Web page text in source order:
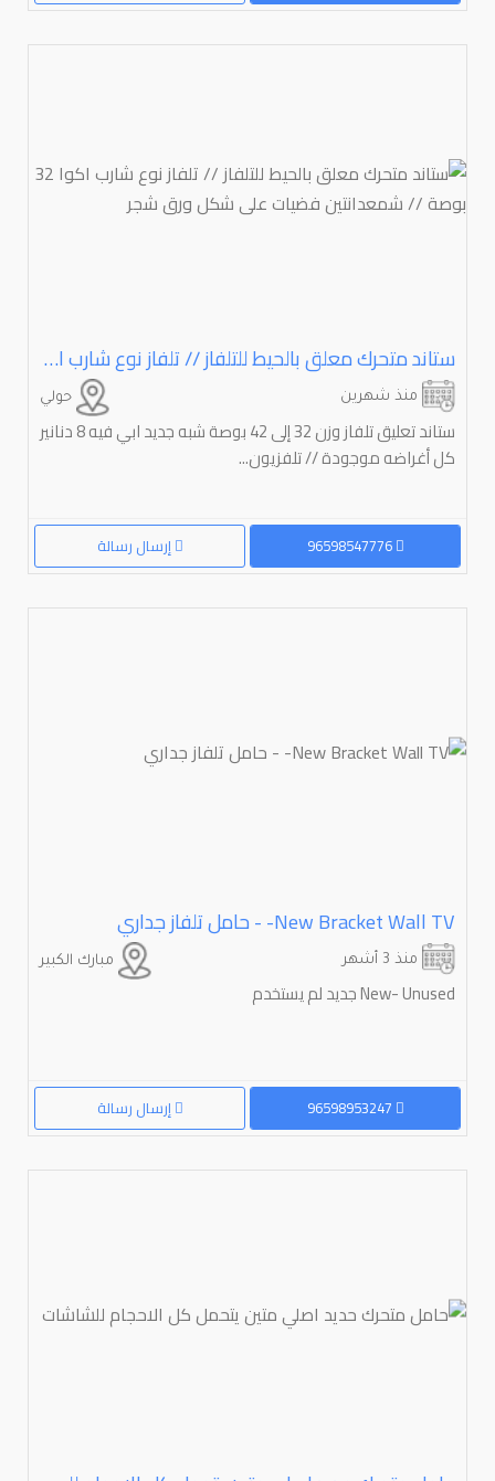
ستاند متحرك معلق بالحيط للتلفاز // تلفاز نوع شارب اكوا ⁦⁦32⁩⁩ بوصة // شمعدانتين فضيات على شكل ورق شجر
حولي منذ شهرين
ستاند تعليق تلفاز وزن 32 إلى 42 بوصة شبه جديد ابي فيه 8 دنانير
كل أغراضه موجودة // تلفزيون...
إرسال رسالة 96598547776
TV⁩⁩ ⁦⁦Wall⁩⁩ ⁦⁦Bracket⁩⁩ ⁦⁦New⁩⁩- - حامل تلفاز جداري
مبارك الكبير منذ 3 أشهر
New- Unused جديد لم يستخدم
إرسال رسالة